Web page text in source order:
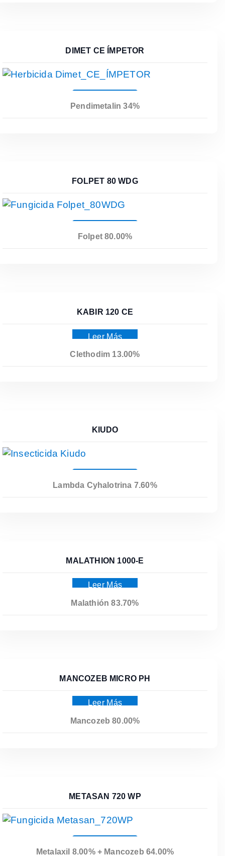
DIMET CE ÍMPETOR
Leer Más
Pendimetalin 34%
FOLPET 80 WDG
Leer Más
Folpet 80.00%
KABIR 120 CE
Leer Más
Clethodim 13.00%
KIUDO
Leer Más
Lambda Cyhalotrina 7.60%
MALATHION 1000-E
Leer Más
Malathión 83.70%
MANCOZEB MICRO PH
Leer Más
Mancozeb 80.00%
METASAN 720 WP
Leer Más
Metalaxil 8.00% + Mancozeb 64.00%